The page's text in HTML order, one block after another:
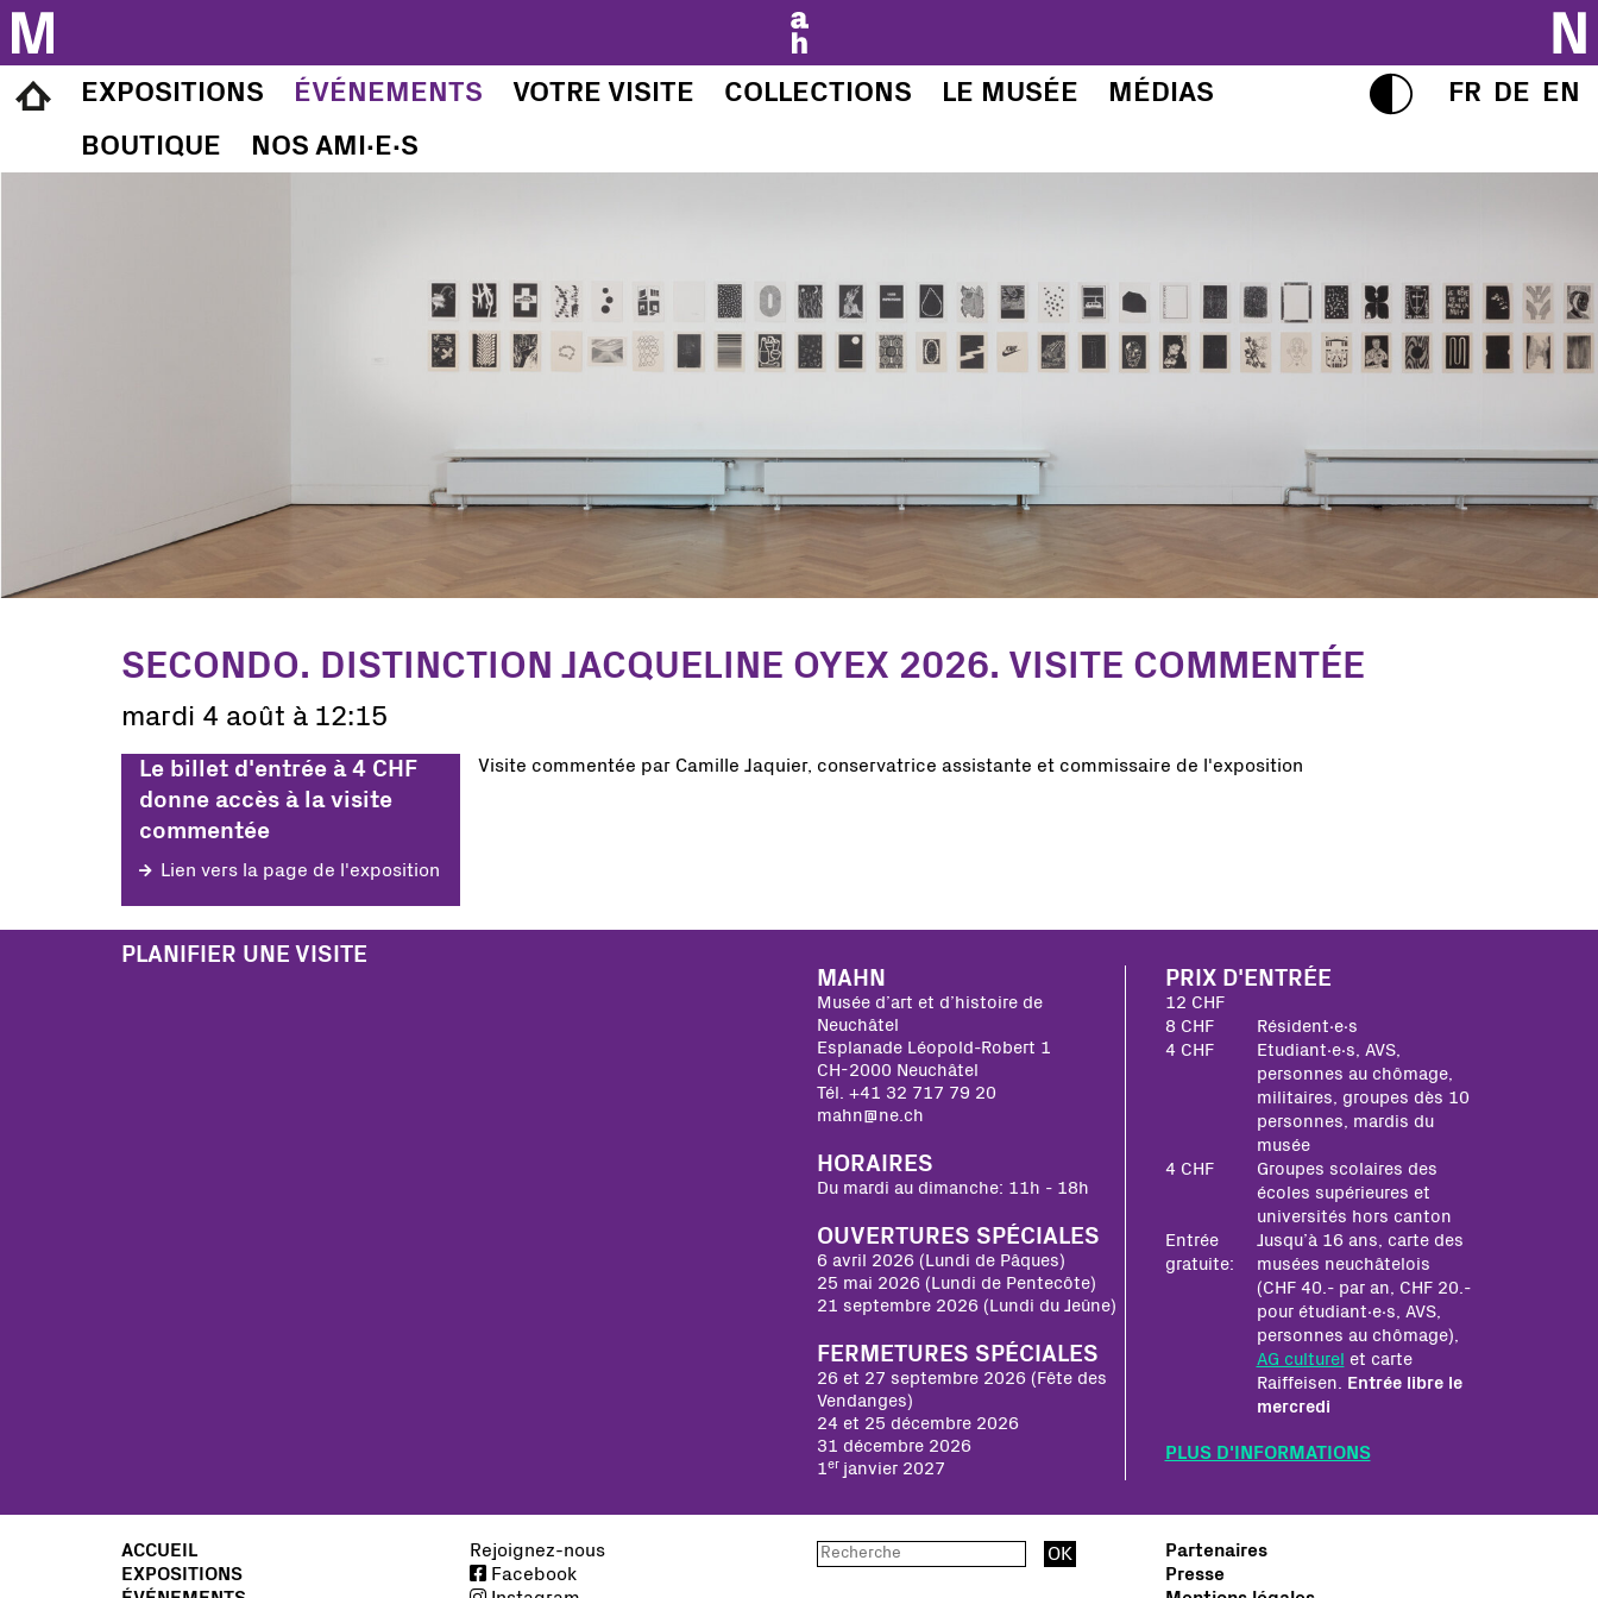
SECONDO. DISTINCTION JACQUELINE OYEX 2026. VISITE COMMENTÉE
mardi 4 août à 12:15
Le billet d'entrée à 4 CHF
donne accès à la visite
commentée
Lien vers la page de l'exposition
Visite commentée par Camille Jaquier, conservatrice assistante et commissaire de l'exposition
PLANIFIER UNE VISITE
MAHN
Musée d’art et d’histoire de
Neuchâtel
Esplanade Léopold-Robert 1
CH-2000 Neuchâtel
Tél. +41 32 717 79 20
mahn@ne.ch
HORAIRES
Du mardi au dimanche: 11h - 18h
OUVERTURES SPÉCIALES
6 avril 2026 (Lundi de Pâques)
25 mai 2026 (Lundi de Pentecôte)
21 septembre 2026 (Lundi du Jeûne)
FERMETURES SPÉCIALES
26 et 27 septembre 2026 (Fête des
Vendanges)
24 et 25 décembre 2026
31 décembre 2026
1er janvier 2027
PRIX D'ENTRÉE
12 CHF
8 CHF
Résident∙e∙s
4 CHF
Etudiant∙e∙s, AVS,
personnes au chômage,
militaires, groupes dès 10
personnes, mardis du
musée
4 CHF
Groupes scolaires des
écoles supérieures et
universités hors canton
Entrée
gratuite:
Jusqu’à 16 ans, carte des
musées neuchâtelois
(CHF 40.- par an, CHF 20.-
pour étudiant∙e∙s, AVS,
personnes au chômage),
AG culturel et carte
Raiffeisen. Entrée libre le
mercredi
PLUS D'INFORMATIONS
ACCUEIL
EXPOSITIONS
Rejoignez-nous
Facebook
Partenaires
Presse
Musée d’art et d’histoire de Neuchâtel
EXPOSITIONS ÉVÉNEMENTS VOTRE VISITE COLLECTIONS LE MUSÉE
MÉDIAS
BOUTIQUE
NOS AMI∙E∙S
FR DE EN